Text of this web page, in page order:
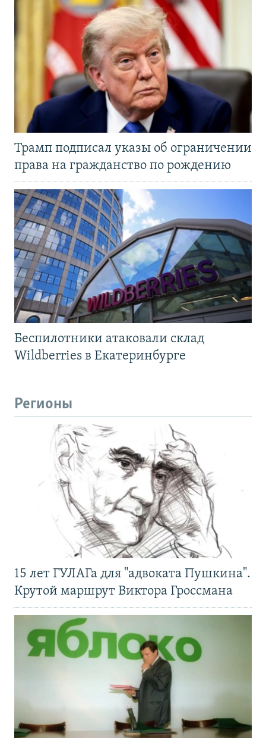
Трамп подписал указы об ограничении
права на гражданство по рождению
Беспилотники атаковали склад
Wildberries в Екатеринбурге
Регионы
15 лет ГУЛАГа для "адвоката Пушкина".
Крутой маршрут Виктора Гроссмана